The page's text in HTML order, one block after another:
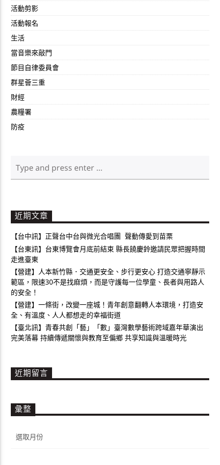
活動剪影
活動報名
生活
當音樂來敲門
節目自律委員會
群星薈三重
財經
農糧署
防疫
近期文章
【台中訊】正聲台中台與微光合唱團 聲動傳愛到苗栗
【台東訊】台東博覽會月底前結束 縣長饒慶鈴邀請民眾把握時間
走進臺東
【營建】人本新竹縣．交通更安全、步行更安心 打造交通寧靜示
範區，限速30不是找麻煩，而是守護每一位學童、長者與用路人
的安全！
【營建】一條街，改變一座城！青年創意翻轉人本環境，打造安
全、有溫度、人人都想走的幸福街道
【臺北訊】青春共創「藝」「數」臺灣數學藝術跨域嘉年華演出
完美落幕 持續傳遞關懷與教育至偏鄉 共享知識與溫暖時光
近期留言
彙整
整